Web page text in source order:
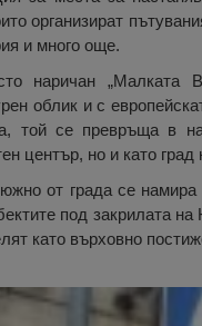
организират
и много още.
наричан „Малката
облик и с
той се превръща в
център, но и като
от града се намира
под закрилата
като върховно